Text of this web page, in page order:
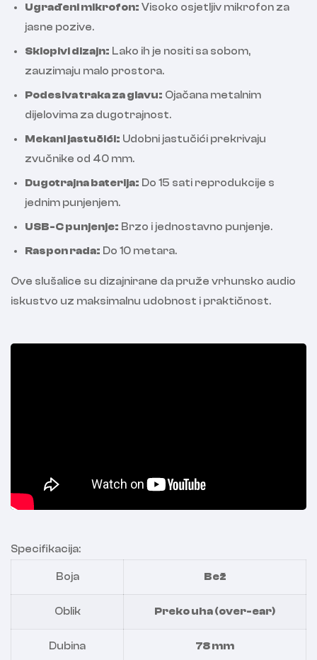
Ugrađeni mikrofon: Visoko osjetljiv mikrofon za
jasne pozive.
Sklopivi dizajn: Lako ih je nositi sa sobom,
zauzimaju malo prostora.
Podesiva traka za glavu: Ojačana metalnim
dijelovima za dugotrajnost.
Mekani jastučići: Udobni jastučići prekrivaju
zvučnike od 40 mm.
Dugotrajna baterija: Do 15 sati reprodukcije s
jednim punjenjem.
USB-C punjenje: Brzo i jednostavno punjenje.
Raspon rada: Do 10 metara.
Ove slušalice su dizajnirane da pruže vrhunsko audio
iskustvo uz maksimalnu udobnost i praktičnost.
Specifikacija:
Boja Bež
Oblik Preko uha (over-ear)
Dubina 78 mm